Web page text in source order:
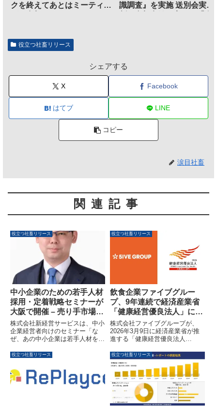
クを終えてあとはミーティン
識調査』を実施 送別会実施
役立つ社畜リリース
シェアする
X Facebook
はてブ LINE
コピー
涙目社畜
関連記事
役立つ社畜リリース
中小企業のための若手人材
採用・定着戦略セミナーが
大阪で開催 – 売り手市場を
勝ち抜く「新」採用戦略を
解説
株式会社新経営サービスは、中小
企業経営者向けのセミナー「な
ぜ、あの中小企業は若手人材を採
場を勝ち抜く！中小企業経営者の
8月25日に大阪で開催します。採
用コストを抑えつつ、若手人材の
獲得と定着を実現する「採用の仕
役立つ社畜リリース
飲食企業ファイブグルー
プ、9年連続で経済産業省
「健康経営優良法人」に認
定
株式会社ファイブグループが、
2026年3月9日に経済産業省が推
進する「健康経営優良法人
連続で認定されました。コミュニ
ケーションプラットフォームの活
用や働きがいアンケート、地域貢
献活動などが評価されています。
役立つ社畜リリース 役立つ社畜リリース